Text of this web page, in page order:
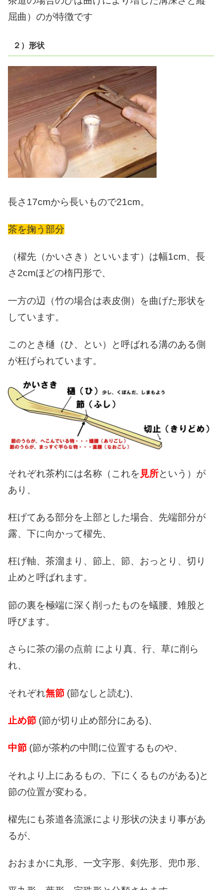
屈曲）のが特徴です
２）形状
長さ17cmから長いもので21cm。
茶を掬う部分
（櫂先（かいさき）といいます）は幅1cm、長
さ2cmほどの楕円形で、
一方の辺（竹の場合は表皮側）を曲げた形状を
しています。
このとき樋（ひ、とい）と呼ばれる溝のある側
が枉げられています。
それぞれ茶杓には名称（これを 見所という）が
あり、
枉げてある部分を上部とした場合、 先端部分が
露、下に向かって櫂先、
枉げ軸、茶溜まり、節上、節、おっとり、切り
止めと呼ばれます。
節の裏を極端に深く削ったものを蟻腰、雉股と
呼びます。
さらに茶の湯の点前 により真、行、草に削ら
れ、
それぞれ無節 (節なしと読む)、
止め節 (節が切り止め部分にある)、
中節 (節が茶杓の中間に位置するものや、
それより上にあるもの、下にくるものがある)と
節の位置が変わる。
櫂先にも茶道各流派により形状の決まり事があ
るが、
おおまかに丸形、一文字形、剣先形、兜巾形、